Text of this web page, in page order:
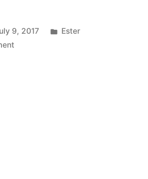
9, 2017
Posted
Ester
on